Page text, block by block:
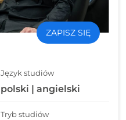
ZAPISZ SIĘ
Język studiów
polski | angielski
Tryb studiów